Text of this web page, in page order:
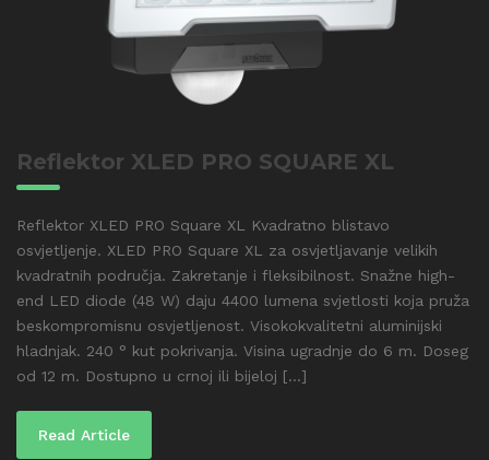
Reflektor XLED PRO SQUARE XL
Reflektor XLED PRO Square XL Kvadratno blistavo
osvjetljenje. XLED PRO Square XL za osvjetljavanje velikih
kvadratnih područja. Zakretanje i fleksibilnost. Snažne high-
end LED diode (48 W) daju 4400 lumena svjetlosti koja pruža
beskompromisnu osvjetljenost. Visokokvalitetni aluminijski
hladnjak. 240 ° kut pokrivanja. Visina ugradnje do 6 m. Doseg
od 12 m. Dostupno u crnoj ili bijeloj [...]
Read Article